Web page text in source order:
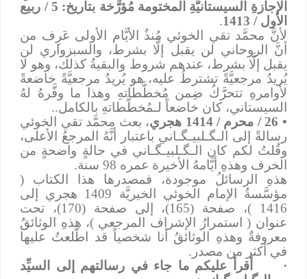
الإجازةِ السيستانيَّةِ المختومة مُؤرَّخة بتاريخ: 5 / ربيع
الأول / 1413
.
لأنَّ محمَّد تقي الخوئي مُنذُ الأيَّام الأولى عَرِف من
أنَّ الروحاني لن يقبل إلَّا بشرط، والسبزواري لن
يقبل إلَّا بشرط، عندهم شروط والبقيةُ كذلك، وهو لا
يُريدُ مرجعيَّةً تشترطُ عليه، هو يُريدُ مرجعيَّةً خاضعةً
لأوامرهِ تتحرَّكُ ضِمن مُخطَّطاتهِ وهذا ما وفَّرهُ لهُ
السيستاني، كان خاضعاً لـمُخطَّطاتهِ بالكامل..
• 26 / محرم / 1414 هجري
، بعث محمَّد تقي الخوئي
رسالةً إلى الـﮕـلبيـﮕـاني باعتبار أنَّهُ المرجعُ الأعلى،
وقُلتُ لكم كان الـﮕـلبيـﮕـاني في حالةٍ واضحةٍ من
الخرف وهذهِ أيَّامهُ الأخيرة عمره 98 سنة.
هذهِ الرسائلُ موجودة، فمصدرها هذا الكتاب (
مؤسَّسةُ الإمام الخوئي الخيريَّة 1409 هجري إلى
1416 )، صفحة (165)، إلى صفحة (170)، تحت
عنوان ( استمرارُ الإشراف المرجعي )، هذهِ الوثائقُ
معروفةٌ وهذهِ الوثائقُ أنا شخصياً قد اطّلعتُ عليها
في أكثر من مصدر.
أقرأ عليكم ما جاء في رسالتهم إلى السيِّد